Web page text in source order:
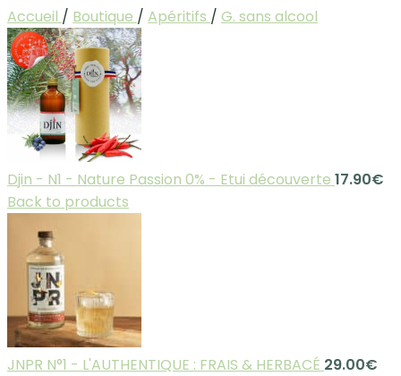
Accueil / Boutique / Apéritifs / G. sans alcool
Djin - N1 - Nature Passion 0% - Etui découverte 17.90€
Back to products
JNPR N°1 - L'AUTHENTIQUE : FRAIS & HERBACÉ 29.00€